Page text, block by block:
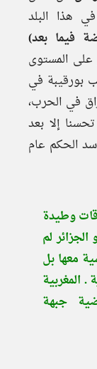
هذا البلد
فيما بعد)
على المستوى
بورقيبة في
في الحرب،
إلا بعد
الحكم عام
وطيدة
لم
معها بل
المغربية
جبهة